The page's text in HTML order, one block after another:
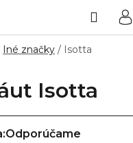
Hľadať
Iné značky / Isotta
Isotta
Odporúčame